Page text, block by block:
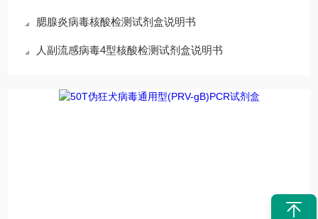
腮腺炎病毒核酸检测试剂盒说明书
人副流感病毒4型核酸检测试剂盒说明书